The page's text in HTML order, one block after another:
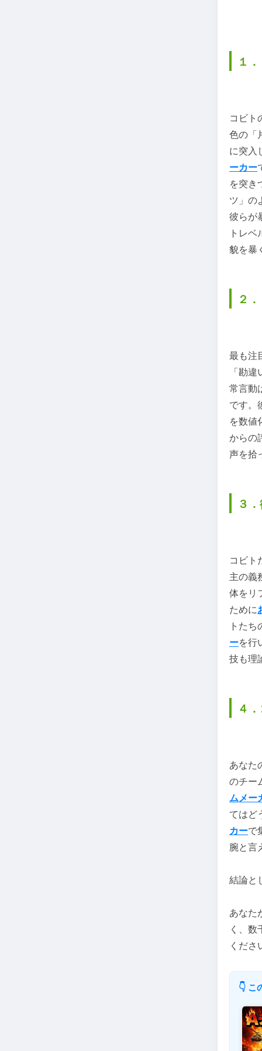
１
コビト
色の「
に突入
ーカー
を突き
ツ」の
彼らが
トレ
貌を暴
２
最も注
「勘
常言動
です。
を数値
からの
声を拾
３
コビト
主の義
体をリ
ために
トた
ーを行
技も理
４
あなた
のチー
ムメー
てはど
カーで
腕と言
結論と
あなた
く、
くだ
👇 こ